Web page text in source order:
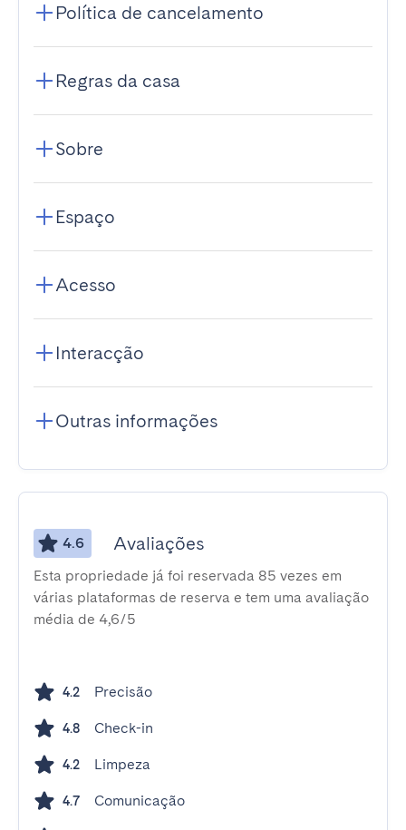
Política de cancelamento
Regras da casa
Sobre
Espaço
Acesso
Interacção
Outras informações
4.6 Avaliações
Esta propriedade já foi reservada 85 vezes em
várias plataformas de reserva e tem uma avaliação
média de 4,6/5
4.2 Precisão
4.8 Check-in
4.2 Limpeza
4.7 Comunicação